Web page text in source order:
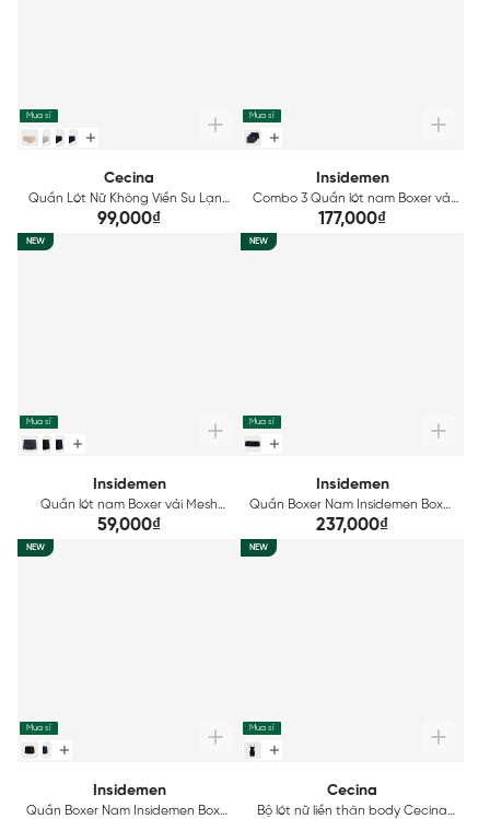
Mua sỉ
Cecina
Quần Lót Nữ Không Viền Su Lạnh
Cecina CBI002EGP01
99,000₫
Mua sỉ
Insidemen
Combo 3 Quần lót nam Boxer vải
Mesh thoáng khí tản nhiệt
Insidemen ACTIVE IBX501EDP03
177,000₫
NEW
Mua sỉ
Insidemen
Quần lót nam Boxer vải Mesh
thoáng khí tản nhiệt Insidemen
ACTIVE IBX501EDP01
59,000₫
NEW
Mua sỉ
Insidemen
Quần Boxer Nam Insidemen Boxer
IBX500EDP03
237,000₫
NEW
Mua sỉ
Insidemen
Quần Boxer Nam Insidemen Boxer
NEW
Mua sỉ
Cecina
Bộ lót nữ liền thân body Cecina